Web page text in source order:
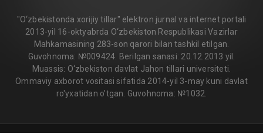
"O‘zbekistonda xorijiy tillar" elektron jurnal va internet portali
2013-yil 16-oktyabrda O‘zbekiston Respublikasi Vazirlar
Mahkamasining 283-son qarori bilan tashkil etilgan.
Guvohnoma: №009424. Berilgan sanasi: 20.12.2013 yil.
Muassis: O‘zbekiston davlat Jahon tillari universiteti.
Ommaviy axborot vositasi sifatida 2014-yil 3-may kuni davlat
ro'yxatidan o'tgan. Guvohnoma: №1032.